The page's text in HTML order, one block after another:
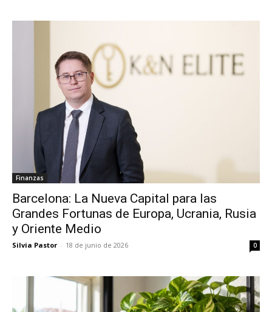
Finanzas
Barcelona: La Nueva Capital para las
Grandes Fortunas de Europa, Ucrania, Rusia
y Oriente Medio
Silvia Pastor - 18 de junio de 2026 0